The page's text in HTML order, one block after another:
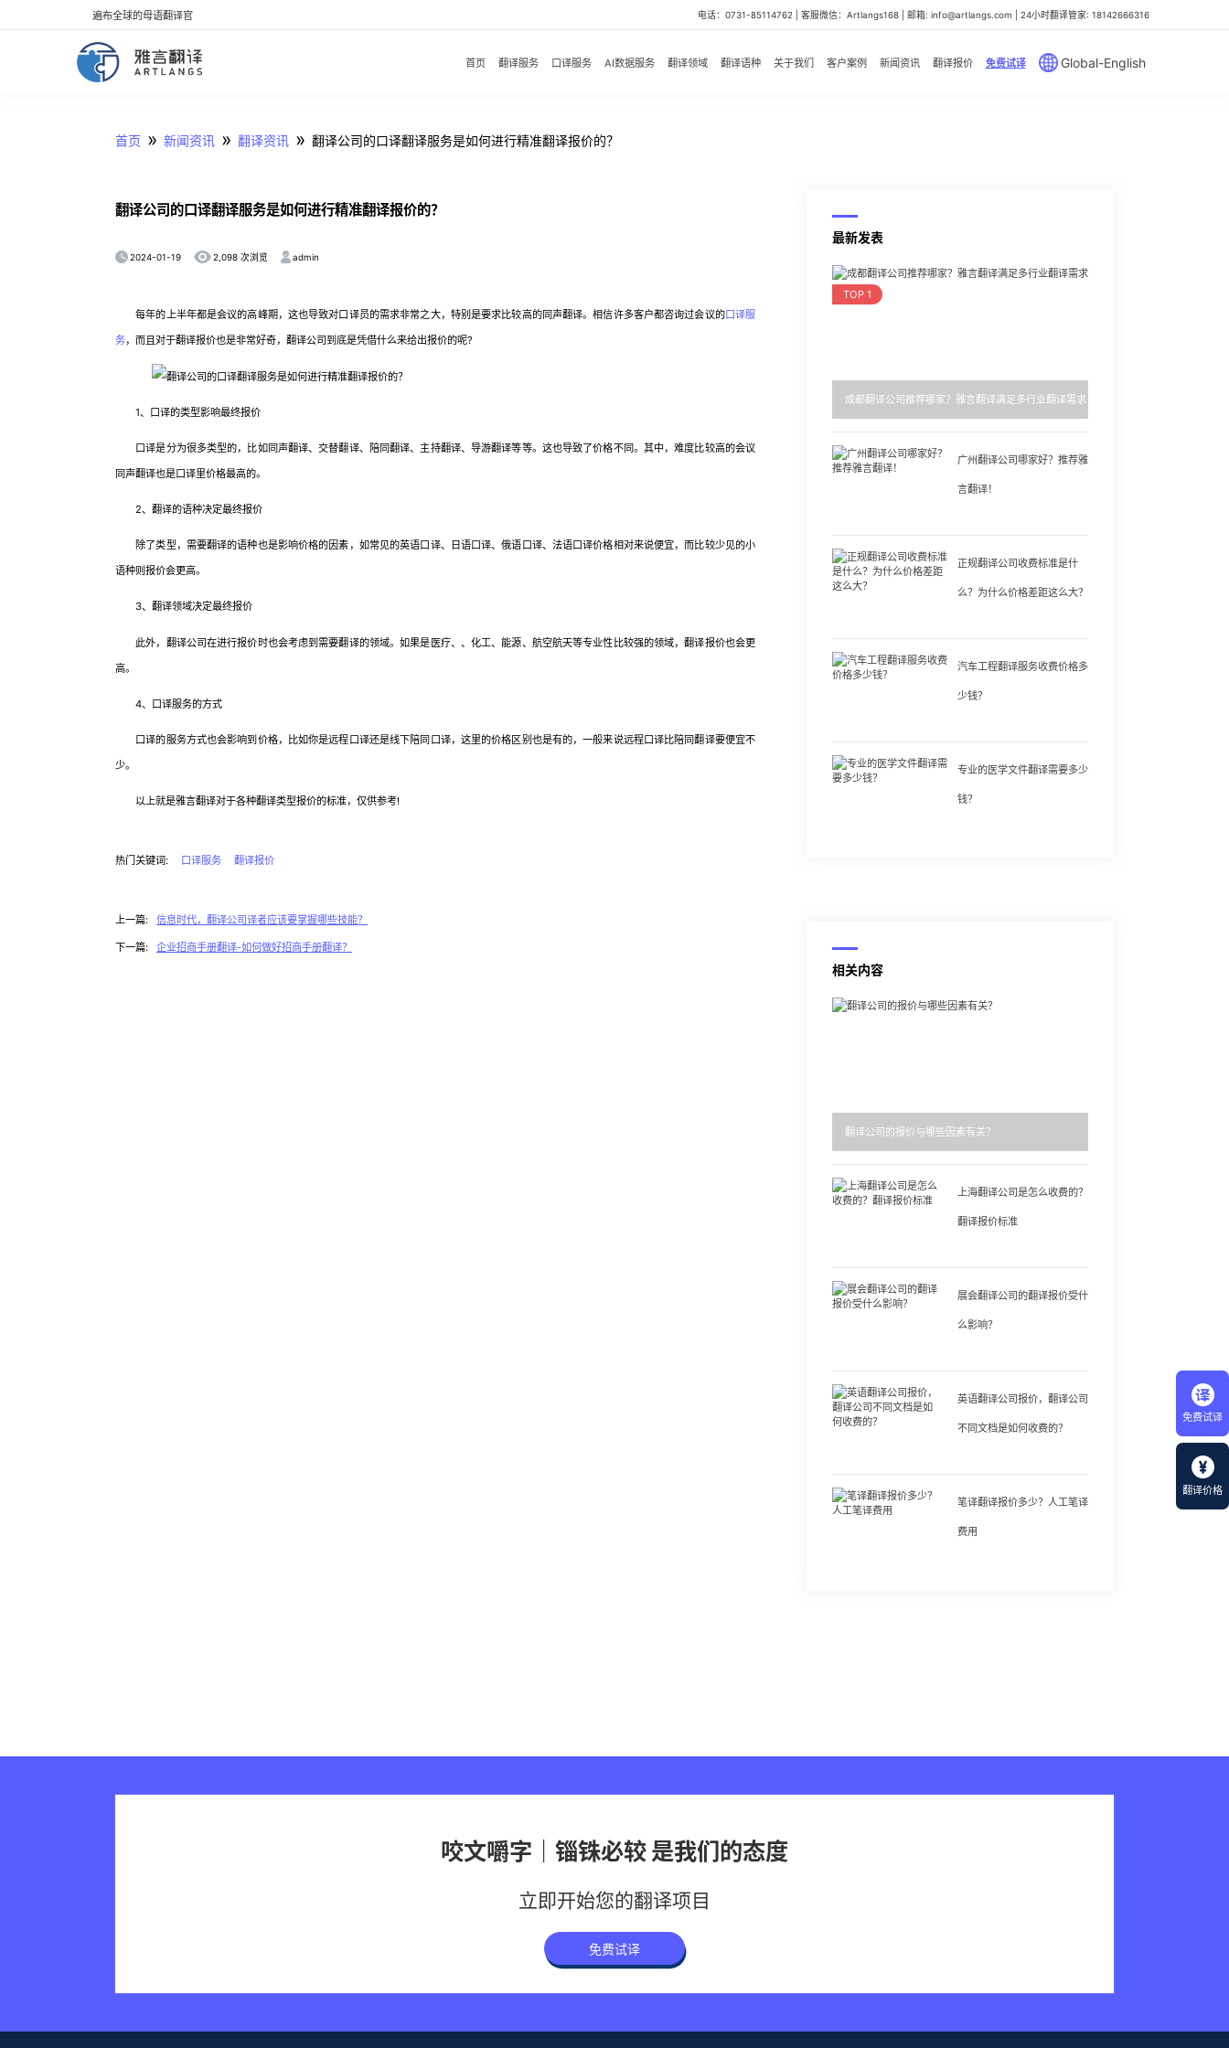
免费试译
翻译价格
遍布全球的母语翻译官 电话：0731-85114762 | 客服微信：Artlangs168 | 邮箱: info@artlangs.com | 24小时翻译管家: 18142666316
首页 翻译服务 口译服务 AI数据服务 翻译领域 翻译语种 关于我们 客户案例 新闻资讯 翻译报价 免费试译 Global-English
首页 » 新闻资讯 » 翻译资讯 » 翻译公司的口译翻译服务是如何进行精准翻译报价的？
翻译公司的口译翻译服务是如何进行精准翻译报价的？
2024-01-19 2,098 次浏览 admin
每年的上半年都是会议的高峰期，这也导致对口译员的需求非常之大，特别是要求比较高的同声翻译。相信许多客户都咨询过会议的口译服
务，而且对于翻译报价也是非常好奇，翻译公司到底是凭借什么来给出报价的呢?
1、口译的类型影响最终报价
口译是分为很多类型的，比如同声翻译、交替翻译、陪同翻译、主持翻译、导游翻译等等。这也导致了价格不同。其中，难度比较高的会议
同声翻译也是口译里价格最高的。
2、翻译的语种决定最终报价
除了类型，需要翻译的语种也是影响价格的因素，如常见的英语口译、日语口译、俄语口译、法语口译价格相对来说便宜，而比较少见的小
语种则报价会更高。
3、翻译领域决定最终报价
此外，翻译公司在进行报价时也会考虑到需要翻译的领域。如果是医疗、、化工、能源、航空航天等专业性比较强的领域，翻译报价也会更
高。
4、口译服务的方式
口译的服务方式也会影响到价格，比如你是远程口译还是线下陪同口译，这里的价格区别也是有的，一般来说远程口译比陪同翻译要便宜不
少。
以上就是雅言翻译对于各种翻译类型报价的标准，仅供参考!
热门关键词: 口译服务 翻译报价
上一篇: 信息时代，翻译公司译者应该要掌握哪些技能？
下一篇: 企业招商手册翻译-如何做好招商手册翻译？
最新发表
TOP 1
成都翻译公司推荐哪家？雅言翻译满足多行业翻译需求
广州翻译公司哪家好？推荐雅
言翻译！
正规翻译公司收费标准是什
么？为什么价格差距这么大？
汽车工程翻译服务收费价格多
少钱？
专业的医学文件翻译需要多少
钱？
相关内容
翻译公司的报价与哪些因素有关？
上海翻译公司是怎么收费的？
翻译报价标准
展会翻译公司的翻译报价受什
么影响？
英语翻译公司报价，翻译公司
不同文档是如何收费的？
笔译翻译报价多少？人工笔译
费用
咬文嚼字｜锱铢必较 是我们的态度
立即开始您的翻译项目
免费试译